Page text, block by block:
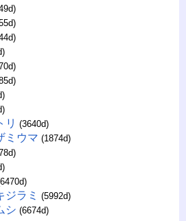
リ (3640d)
ミウマ (1874d)
ジラミ (5992d)
シ (6674d)